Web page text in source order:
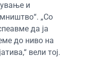
и
„Со
да ја
до ниво на
вели тој.